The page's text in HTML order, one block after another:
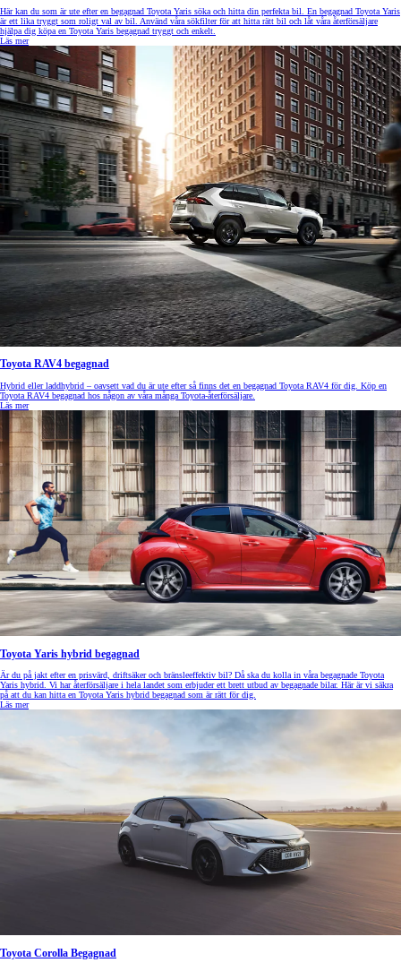
Här kan du som är ute efter en begagnad Toyota Yaris söka och hitta din perfekta bil. En begagnad Toyota Yaris
är ett lika tryggt som roligt val av bil. Använd våra sökfilter för att hitta rätt bil och låt våra återförsäljare
hjälpa dig köpa en Toyota Yaris begagnad tryggt och enkelt.
Läs mer
Toyota RAV4 begagnad
Hybrid eller laddhybrid – oavsett vad du är ute efter så finns det en begagnad Toyota RAV4 för dig. Köp en
Toyota RAV4 begagnad hos någon av våra många Toyota-återförsäljare.
Läs mer
Toyota Yaris hybrid begagnad
Är du på jakt efter en prisvärd, driftsäker och bränsleeffektiv bil? Då ska du kolla in våra begagnade Toyota
Yaris hybrid. Vi har återförsäljare i hela landet som erbjuder ett brett utbud av begagnade bilar. Här är vi säkra
på att du kan hitta en Toyota Yaris hybrid begagnad som är rätt för dig.
Läs mer
Toyota Corolla Begagnad